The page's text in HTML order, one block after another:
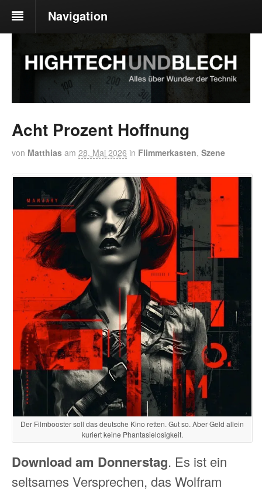
Navigation
Acht Prozent Hoffnung
von Matthias am 28. Mai 2026 in Flimmerkasten, Szene
Der Filmbooster soll das deutsche Kino retten. Gut so. Aber Geld allein
kuriert keine Phantasielosigkeit.
Download am Donnerstag. Es ist ein
seltsames Versprechen, das Wolfram